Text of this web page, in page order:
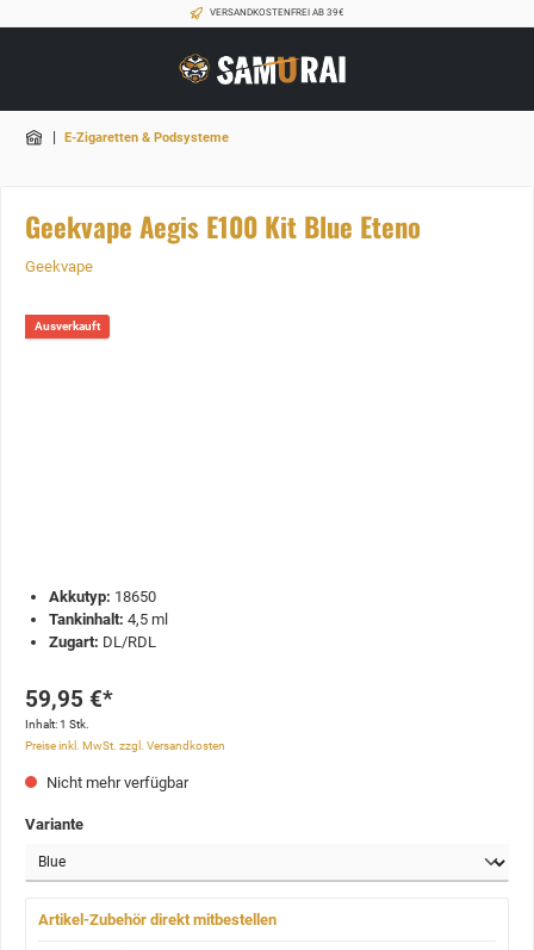
VERSANDKOSTENFREI AB 39€
| E-Zigaretten & Podsysteme
Geekvape Aegis E100 Kit Blue Eteno
Geekvape
Ausverkauft
Akkutyp: 18650
Tankinhalt: 4,5 ml
Zugart: DL/RDL
59,95 €*
Inhalt:1 Stk.
Preise inkl. MwSt. zzgl. Versandkosten
Nicht mehr verfügbar
Variante
Artikel-Zubehör direkt mitbestellen